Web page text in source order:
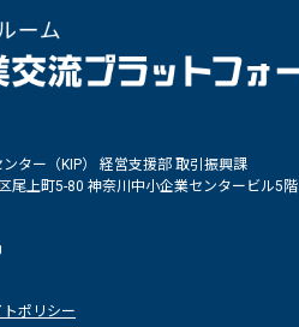
ター（KIP） 経営支援部 取引振興課
尾上町5-80 神奈川中小企業センタービル5階
トポリシー